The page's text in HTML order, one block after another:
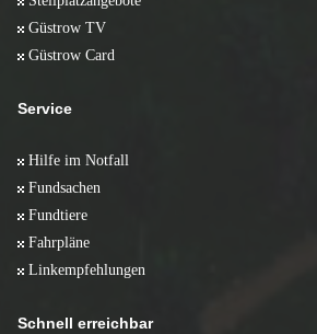
Güstrow TV
Güstrow Card
Service
Hilfe im Notfall
Fundsachen
Fundtiere
Fahrpläne
Linkempfehlungen
Schnell erreichbar